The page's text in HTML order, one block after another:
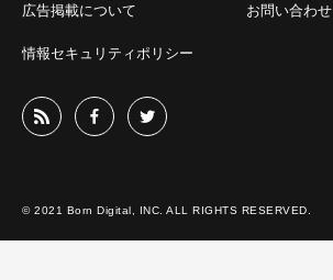
広告掲載について お問い合わせ
情報セキュリティポリシー
© 2021 Born Digital, INC. ALL RIGHTS RESERVED.